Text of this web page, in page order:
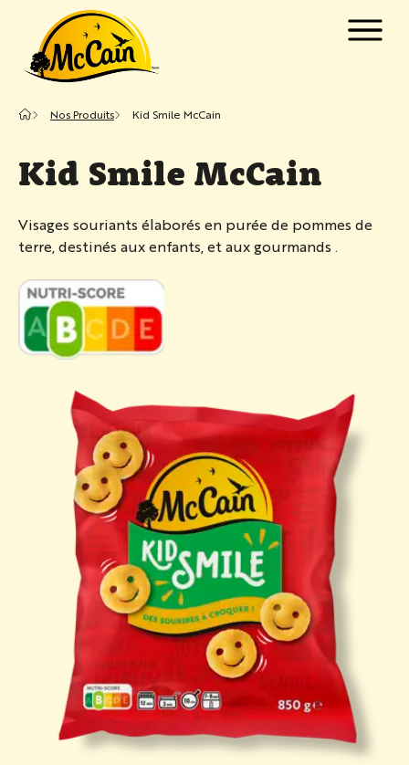
Passer au contenu principal
submenu for "Produits"
Nos Produits Kid Smile McCain
Kid Smile McCain
Visages souriants élaborés en purée de pommes de
terre, destinés aux enfants, et aux gourmands .